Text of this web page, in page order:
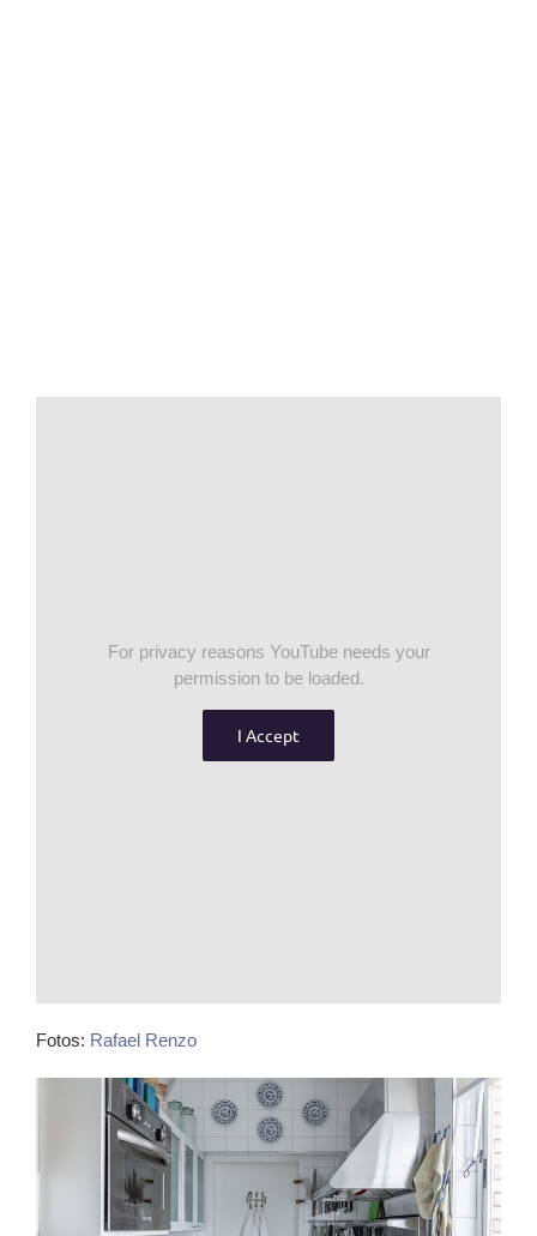
For privacy reasons YouTube needs your
permission to be loaded.
I Accept
Fotos: Rafael Renzo